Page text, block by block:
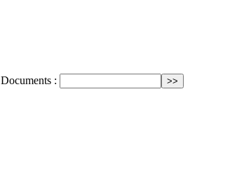
Documents :